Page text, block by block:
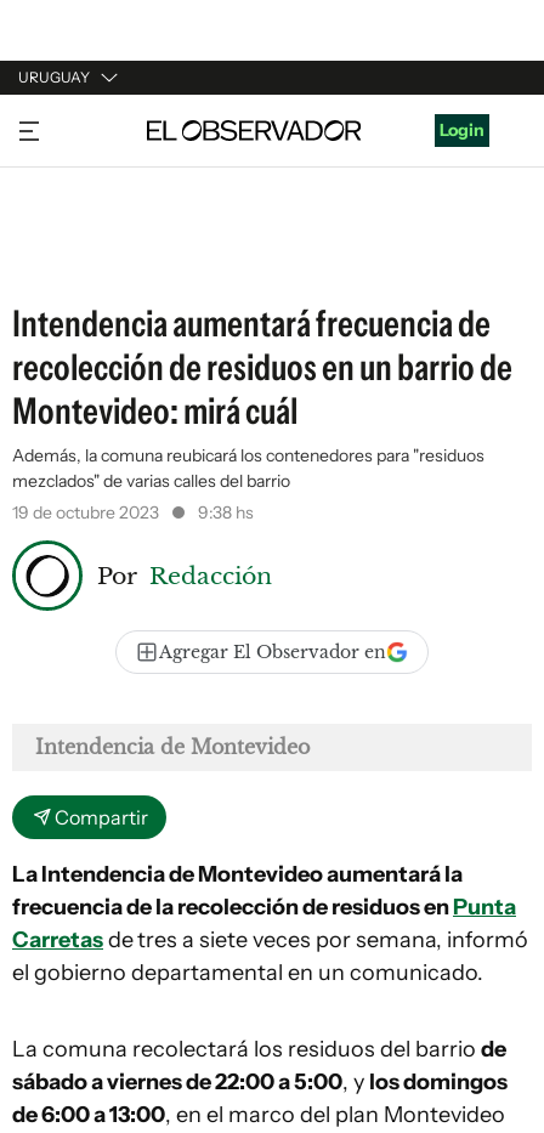
URUGUAY
URUGUAY
ARGENTINA
Login
Intendencia aumentará frecuencia de
recolección de residuos en un barrio de
Montevideo: mirá cuál
Además, la comuna reubicará los contenedores para "residuos
mezclados" de varias calles del barrio
19 de octubre 2023
9:38 hs
Por Redacción
Agregar El Observador en
Intendencia de Montevideo
Compartir
La Intendencia de Montevideo aumentará la
frecuencia de la recolección de residuos enPunta
Carretasdetres a siete veces por semana, informó
el gobierno departamental en un comunicado.
La comuna recolectará los residuos del barrio de
sábado a viernes de 22:00 a 5:00, y los domingos
de 6:00 a 13:00, en el marco del plan Montevideo